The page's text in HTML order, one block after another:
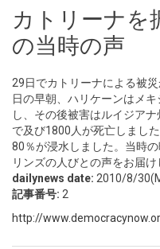
カトリーナを
の当時の声
29日でカトリーナによる被
日の早朝、ハリケーンはメ
し、その後被害はルイジア
で及び1800人が死亡しまし
80％が浸水しました。当時
リンズの人びとの声をお届け
dailynews date: 2010/8/
記事番号: 2
http://